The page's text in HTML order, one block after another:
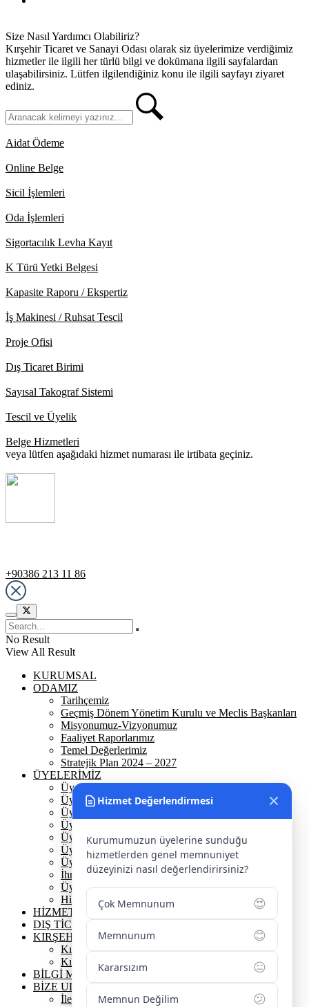
Size Nasıl Yardımcı Olabiliriz?
Kırşehir Ticaret ve Sanayi Odası olarak siz üyelerimize verdiğimiz
hizmetler ile ilgili her türlü bilgi ve dokümana ilgili sayfalardan
ulaşabilirsiniz. Lütfen ilgilendiğiniz konu ile ilgili sayfayı ziyaret
ediniz.
Aidat Ödeme
Online Belge
Sicil İşlemleri
Oda İşlemleri
Sigortacılık Levha Kayıt
K Türü Yetki Belgesi
Kapasite Raporu / Ekspertiz
İş Makinesi / Ruhsat Tescil
Proje Ofisi
Dış Ticaret Birimi
Sayısal Takograf Sistemi
Tescil ve Üyelik
Belge Hizmetleri
veya lütfen aşağıdaki hizmet numarası ile irtibata geçiniz.
+90386 213 11 86
Hizmet Değerlendirmesi
Kurumumuzun üyelerine sunduğu
hizmetlerden genel memnuniyet
düzeyinizi nasıl değerlendirirsiniz?
Çok Memnunum 😍
Memnunum 😊
Kararsızım 😐
Memnun Değilim 😕
No Result
View All Result
KURUMSAL
ODAMIZ
Tarihçemiz
Geçmiş Dönem Yönetim Kurulu ve Meclis Başkanları
Misyonumuz-Vizyonumuz
Faaliyet Raporlarımız
Temel Değerlerimiz
Stratejik Plan 2024 – 2027
ÜYELERİMİZ
Üyelerimiz
Üyelik
Üyelik Ön Başvuru
Üyelik Avantajlarımız
Üye Danışmanına Sor
Üye Sorumluluklarımız
Üye Bilgi Güncelleme Formu
İhracat Danışmanına Sor
Üye Başarı Hikayeleri
Hizmet Standartları Tablosu
HİZMETLERİMİZ
DIŞ TİCARET
KIRŞEHİR
Kırşehir Tarihi
Kırşehir Coğrafi İşaretler
BİLGİ MERKEZİ
BİZE ULAŞIN
İletişim Bilgilerimiz